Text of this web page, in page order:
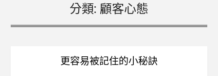
分類: 顧客心態
更容易被記住的小秘訣